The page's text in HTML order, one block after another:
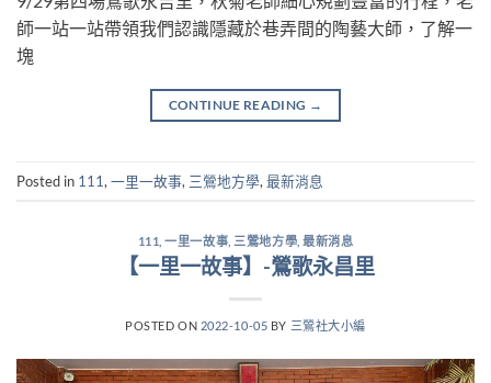
師一站一站帶領我們認識隱藏於巷弄間的陶藝大師，了解一
塊
CONTINUE READING →
Posted in 111, 一里一故事, 三鶯地方學, 最新消息
111 ,一里一故事 三鶯地方學 ,最新消息
【一里一故事】-鶯歌永昌里
POSTED ON 2022-10-05 BY 三鶯社大小編